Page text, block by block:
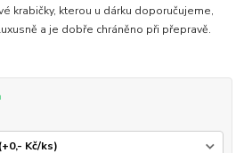
krabičky, kterou u dárku doporučujeme,
a je dobře chráněno při přepravě.